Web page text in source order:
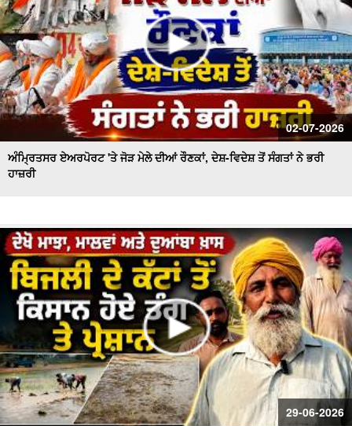
02-07-2026
ਅੰਮ੍ਰਿਤਸਰ ਏਅਰਪੋਰਟ 'ਤੇ ਜੋੜ ਮੇਲੇ ਦੀਆਂ ਰੌਣਕਾਂ, ਦੇਸ਼-ਵਿਦੇਸ਼ ਤੋਂ ਸੰਗਤਾਂ ਨੇ ਭਰੀ
ਹਾਜ਼ਰੀ
29-06-2026